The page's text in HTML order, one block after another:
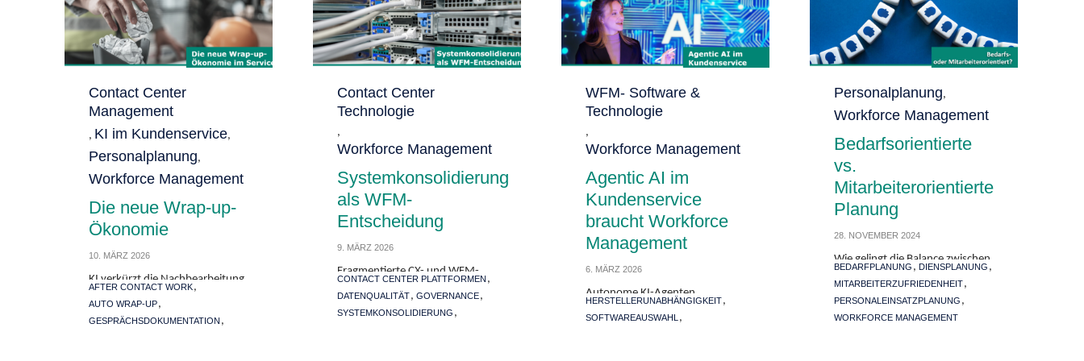
Category
Contact Center
Management
, KI im Kundenservice,
Personalplanung,
Workforce Management
Die neue Wrap-up-
Ökonomie
10. MÄRZ 2026
KI verkürzt die Nachbearbeitung
im Contact Center nicht einfach.
Sie verwandelt sie in Review-,
Ausnahme- und Übergabearbeit
Tags
AFTER CONTACT WORK,
AUTO WRAP-UP,
GESPRÄCHSDOKUMENTATION ,
Category
Contact Center
Technologie
,
Workforce Management
Systemkonsolidierung
als WFM-
Entscheidung
9. MÄRZ 2026
Fragmentierte CX- und WFM-
Nebenthema mehr. Sie verzerren
Forecasts, verlangsamen
Tags
CONTACT CENTER PLATTFORMEN ,
DATENQUALITÄT, GOVERNANCE,
SYSTEMKONSOLIDIERUNG ,
Category
WFM- Software &
Technologie
,
Workforce Management
Agentic AI im
Kundenservice
braucht Workforce
Management
6. MÄRZ 2026
Autonome KI-Agenten
verändern den Kundenservice
schneller, als viele
Tags
HERSTELLERUNABHÄNGIGKEIT,
SOFTWAREAUSWAHL ,
Category
Personalplanung,
Workforce Management
Bedarfsorientierte
vs.
Mitarbeiterorientierte
Planung
28. NOVEMBER 2024
Wie gelingt die Balance zwischen
Unternehmensinteressen und
Mitarbeiterbedürfnissen in der
Personaleinsatzplanung? Der
Artikel beleuchtet die Vor- und
Tags
BEDARFPLANUNG , DIENSPLANUNG ,
MITARBEITERZUFRIEDENHEIT,
PERSONALEINSATZPLANUNG ,
WORKFORCE MANAGEMENT